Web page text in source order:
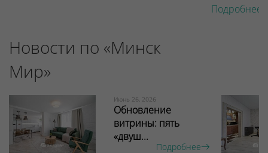
Подробнее
Новости по «Минск
Мир»
Июнь 26, 2026
Обновление
витрины: пять
«двуш...
Подробнее